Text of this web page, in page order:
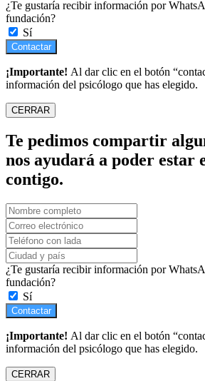
¿Te gustaría recibir información por
fundación?
Sí
Contactar
¡Importante! Al dar clic en el botón
información del psicólogo que has elegido.
CERRAR
Te pedimos compartir
nos ayudará a poder estar
contigo.
¿Te gustaría recibir información por
fundación?
Sí
Contactar
¡Importante! Al dar clic en el botón
información del psicólogo que has elegido.
CERRAR